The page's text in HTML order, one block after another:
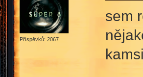
Příspěvků: 2067
sem
kamsi